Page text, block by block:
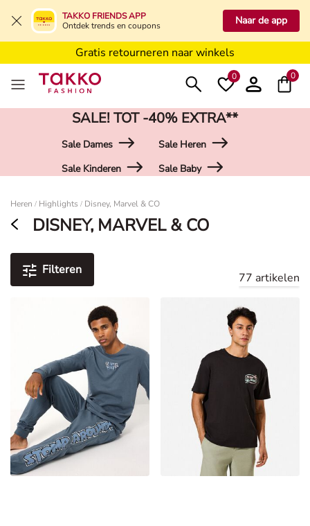
TAKKO FRIENDS APP
Ontdek trends en coupons
Naar de app
5€ voucher voor Takko Friends****
Gratis levering vanaf 49,99€
Gratis retourneren naar winkels
5€ voucher voor Takko Friends****
0 0
SALE! TOT -40% EXTRA**
Sale Dames
Sale Heren
Sale Kinderen
Sale Baby
Heren / Highlights / Disney, Marvel & CO
DISNEY, MARVEL & CO
Filteren
77 artikelen